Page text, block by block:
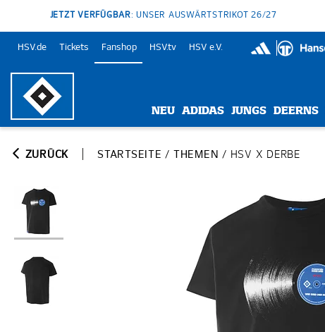
JETZT VERFÜGBAR: UNSER AUSWÄRTSTRIKOT 26/27
HSV.de Tickets Fanshop HSV.tv HSV e.V.
NEU ADIDAS JUNGS DEERNS
ZURÜCK STARTSEITE / THEMEN / HSV X DERBE